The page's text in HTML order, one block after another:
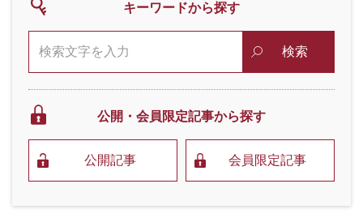
キーワードから探す
検索
公開・会員限定記事から探す
公開記事 会員限定記事